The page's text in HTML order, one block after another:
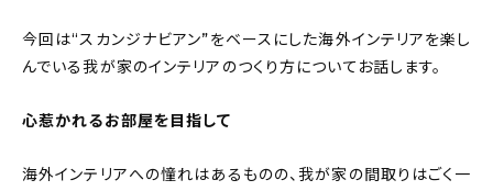
今回は“スカンジナビアン”をベースにした海外インテリアを楽し
んでいる我が家のインテリアのつくり方についてお話します。
心惹かれるお部屋を目指して
海外インテリアへの憧れはあるものの、我が家の間取りはごく一